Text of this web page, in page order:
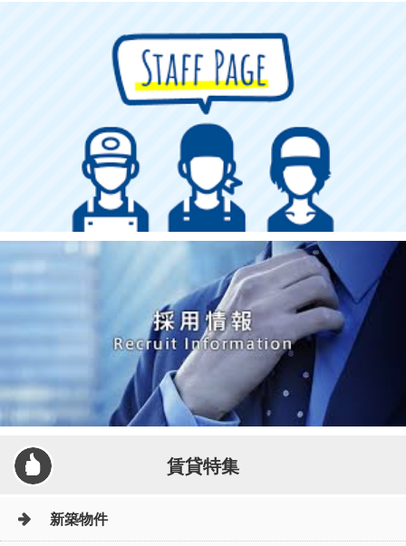
賃貸特集
新築物件